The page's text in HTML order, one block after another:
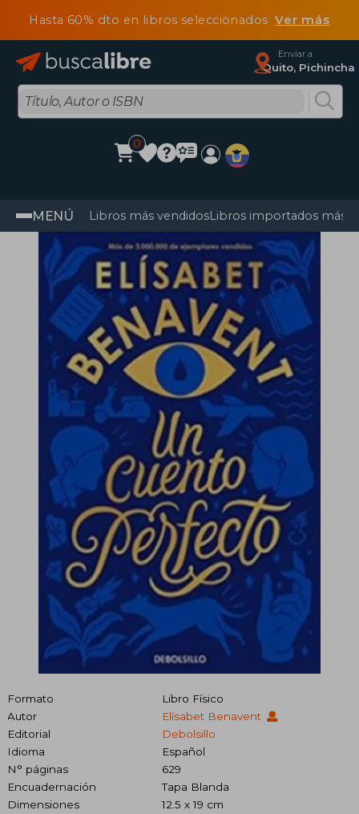
Hasta 60% dto en libros seleccionadosVer más
Enviar a
Quito, Pichincha
0
MENÚ Libros más vendidosLibros importados más
Formato
Libro Físico
Autor
Elísabet Benavent
Editorial
Debolsillo
Idioma
Español
N° páginas
629
Encuadernación
Tapa Blanda
Dimensiones
12.5 x 19 cm